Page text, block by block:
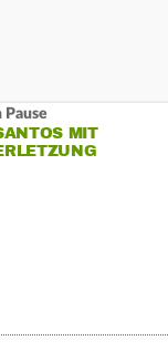
Pause
MIT